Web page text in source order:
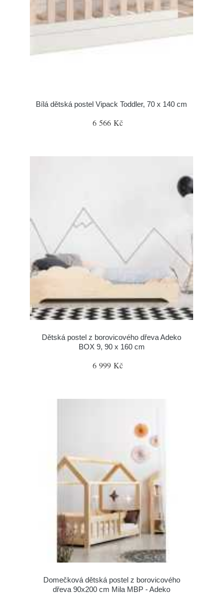
Bílá dětská postel Vipack Toddler, 70 x 140 cm
6 566 Kč
Dětská postel z borovicového dřeva Adeko
BOX 9, 90 x 160 cm
6 999 Kč
Domečková dětská postel z borovicového
dřeva 90x200 cm Mila MBP - Adeko